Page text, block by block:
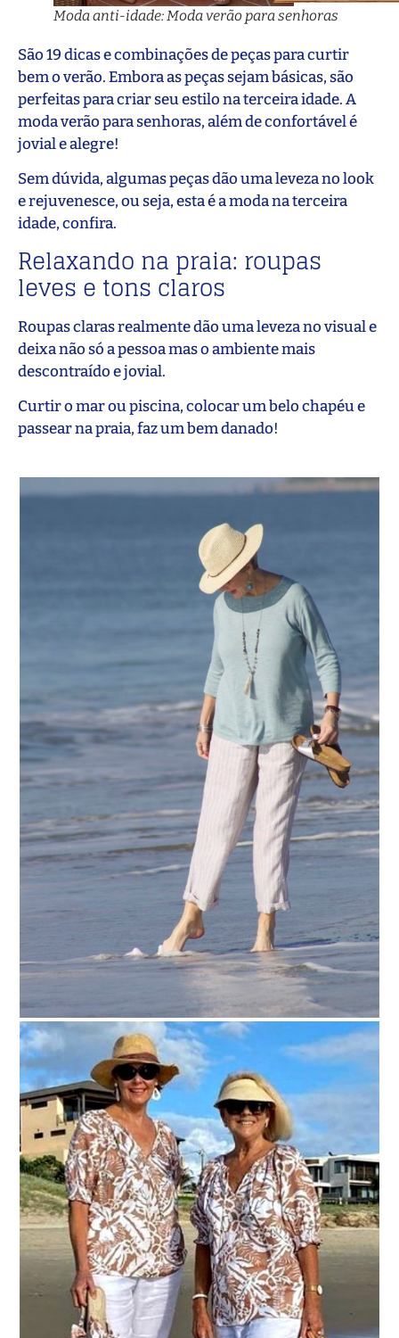
Moda anti-idade: Moda verão para senhoras
São 19 dicas e combinações de peças para curtir
bem o verão. Embora as peças sejam básicas, são
perfeitas para criar seu estilo na terceira idade. A
moda verão para senhoras, além de confortável é
jovial e alegre!
Sem dúvida, algumas peças dão uma leveza no look
e rejuvenesce, ou seja, esta é a moda na terceira
idade, confira.
Relaxando na praia: roupas
leves e tons claros
Roupas claras realmente dão uma leveza no visual e
deixa não só a pessoa mas o ambiente mais
descontraído e jovial.
Curtir o mar ou piscina, colocar um belo chapéu e
passear na praia, faz um bem danado!